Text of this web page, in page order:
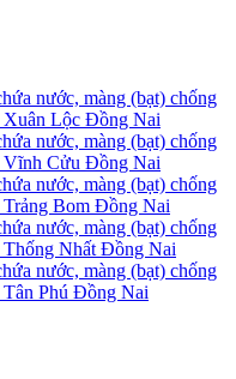
nước, màng (bạt) chống
Xuân Lộc Đồng Nai
nước, màng (bạt) chống
Vĩnh Cửu Đồng Nai
nước, màng (bạt) chống
Trảng Bom Đồng Nai
nước, màng (bạt) chống
Thống Nhất Đồng Nai
nước, màng (bạt) chống
Tân Phú Đồng Nai